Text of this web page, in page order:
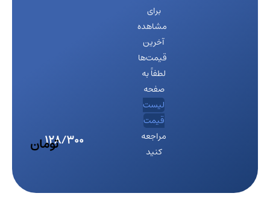
برای
مشاهده
آخرین
قیمت‌ها
لطفاً به
صفحه
لیست
قیمت
مراجعه
کنید